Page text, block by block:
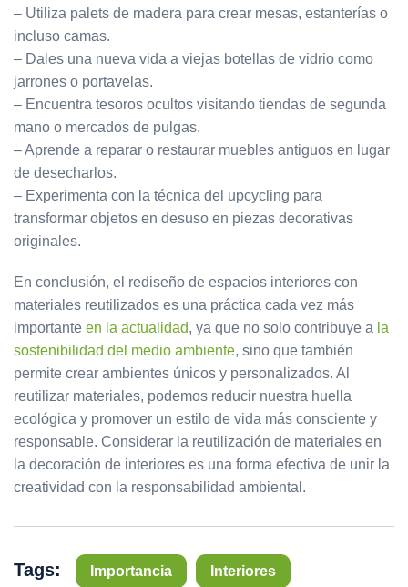
– Utiliza palets de madera para crear mesas, estanterías o
incluso camas.
– Dales una nueva vida a viejas botellas de vidrio como
jarrones o portavelas.
– Encuentra tesoros ocultos visitando tiendas de segunda
mano o mercados de pulgas.
– Aprende a reparar o restaurar muebles antiguos en lugar
de desecharlos.
– Experimenta con la técnica del upcycling para
transformar objetos en desuso en piezas decorativas
originales.
En conclusión, el rediseño de espacios interiores con
materiales reutilizados es una práctica cada vez más
importante en la actualidad, ya que no solo contribuye a la
sostenibilidad del medio ambiente, sino que también
permite crear ambientes únicos y personalizados. Al
reutilizar materiales, podemos reducir nuestra huella
ecológica y promover un estilo de vida más consciente y
responsable. Considerar la reutilización de materiales en
la decoración de interiores es una forma efectiva de unir la
creatividad con la responsabilidad ambiental.
Tags: Importancia Interiores